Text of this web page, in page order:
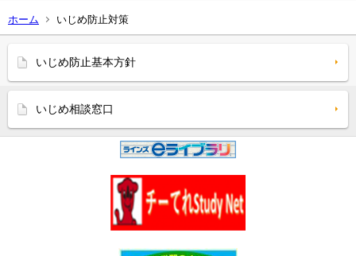
ホーム いじめ防止対策
いじめ防止基本方針
いじめ相談窓口